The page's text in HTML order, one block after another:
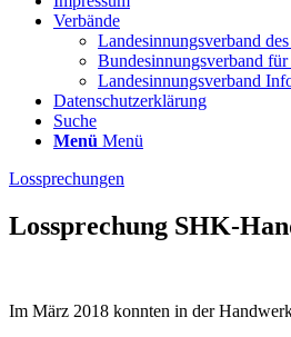
Verbände
Landesinnungsverband
Bundesinnungsverband
Landesinnungsverband
Datenschutzerklärung
Suche
Menü Menü
Lossprechungen
Lossprechung SHK-
Im März 2018 konnten in der